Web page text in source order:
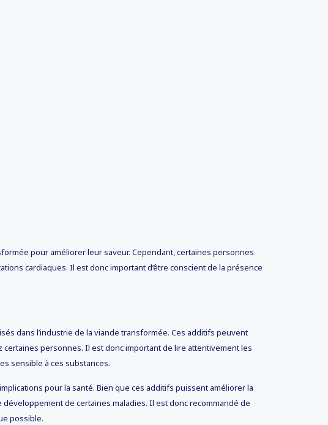
pour améliorer leur saveur. Cependant, certaines personnes
cardiaques. Il est donc important d’être conscient de la présence
dans l’industrie de la viande transformée. Ces additifs peuvent
personnes. Il est donc important de lire attentivement les
sensible à ces substances.
pour la santé. Bien que ces additifs puissent améliorer la
de certaines maladies. Il est donc recommandé de
possible.